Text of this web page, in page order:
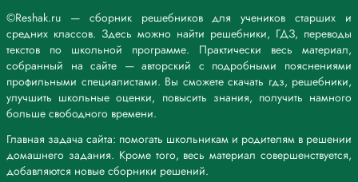
пресной воде, что имеет огромное значение для сельского
хозяйства и обычного быта.
6. «Волга для России — это гораздо больше чем река», - писал
поэт Е. А. Евтушенко. Раскройте значение Волги в истории, культуре
и жизни людей.
Волга имеет глубокое историческое и культурное значение для
России. Она служила основой для формирования государственных
образований, а её берега были местом для развития древних
цивилизаций.
Волга играла ключевую роль в становлении и развитии русских
государств. Она была путём для торговли, миграции народов и
©Reshak.ru — сборник решебников для учеников старших и
средних классов. Здесь можно найти решебники, ГДЗ, переводы
текстов по школьной программе. Практически весь материал,
собранный на сайте — авторский с подробными пояснениями
профильными специалистами. Вы сможете скачать гдз, решебники,
улучшить школьные оценки, повысить знания, получить намного
больше свободного времени.
Главная задача сайта: помогать школьникам и родителям в решении
домашнего задания. Кроме того, весь материал совершенствуется,
добавляются новые сборники решений.